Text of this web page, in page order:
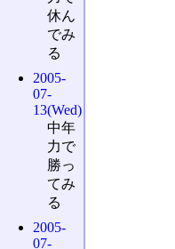
休ん
でみ
る
2005-
07-
13(Wed)
中年
力で
勝っ
てみ
る
2005-
07-